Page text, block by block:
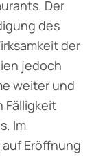
Der
des
der
jedoch
weiter und
Fälligkeit
Im
Eröffnung